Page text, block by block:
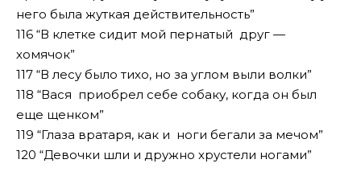
него была жуткая действительность”
116 “В клетке сидит мой пернатый друг —
хомячок”
117 “В лесу было тихо, но за углом выли волки”
118 “Вася приобрел себе собаку, когда он был
еще щенком”
119 “Глаза вратаря, как и ноги бегали за мечом”
120 “Девочки шли и дружно хрустели ногами”